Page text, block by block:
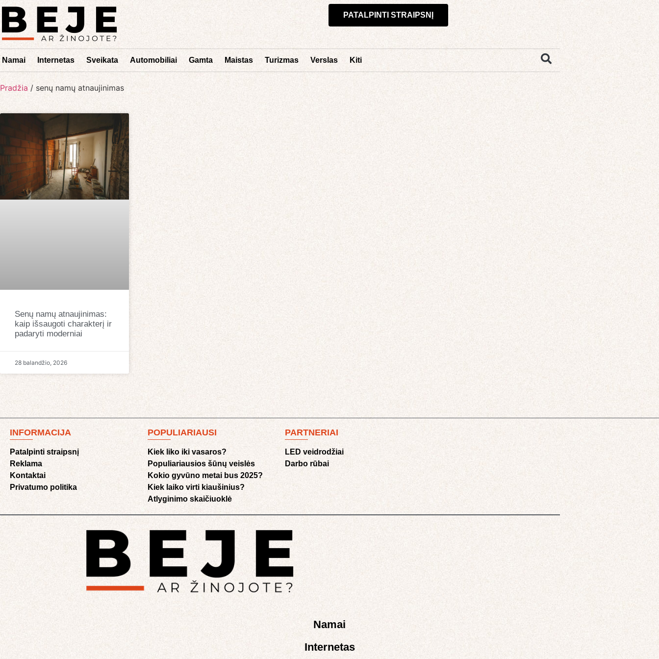
PATALPINTI STRAIPSNĮ
Namai Internetas Sveikata Automobiliai Gamta Maistas Turizmas Verslas Kiti
Pradžia / senų namų atnaujinimas
Senų namų atnaujinimas:
kaip išsaugoti charakterį ir
padaryti moderniai
28 balandžio, 2026
INFORMACIJA
Patalpinti straipsnį
Reklama
Kontaktai
Privatumo politika
POPULIARIAUSI
Kiek liko iki vasaros?
Populiariausios šūnų veislės
Kokio gyvūno metai bus 2025?
Kiek laiko virti kiaušinius?
Atlyginimo skaičiuoklė​
PARTNERIAI
LED veidrodžiai
Darbo rūbai
Namai
Internetas